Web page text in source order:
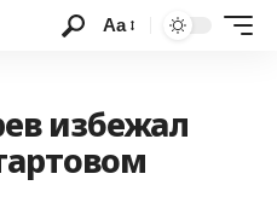
Аа
избежал